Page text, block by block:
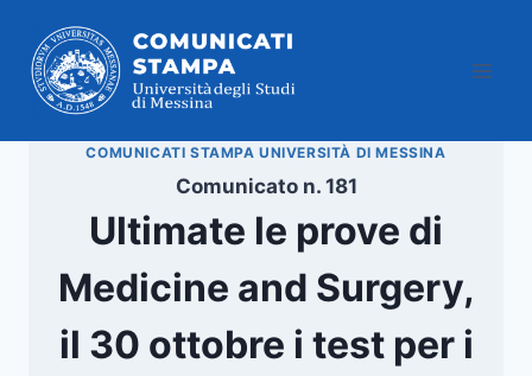
contenuto
COMUNICATI STAMPA UNIVERSITÀ DI MESSINA
Comunicato n. 181
Ultimate le prove di
Medicine and Surgery,
il 30 ottobre i test per i